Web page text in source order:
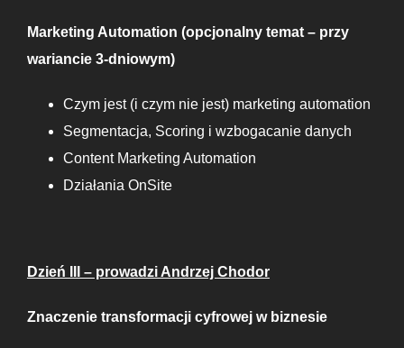
Marketing Automation (opcjonalny temat – przy
wariancie 3-dniowym)
Czym jest (i czym nie jest) marketing automation
Segmentacja, Scoring i wzbogacanie danych
Content Marketing Automation
Działania OnSite
Dzień III – prowadzi Andrzej Chodor
Znaczenie transformacji cyfrowej w biznesie